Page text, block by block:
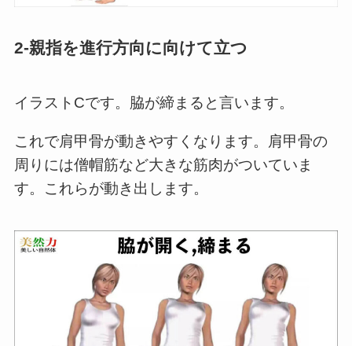
2-親指を進行方向に向けて立つ
イラストCです。脇が締まると言います。
これで肩甲骨が動きやすくなります。肩甲骨の
周りには僧帽筋など大きな筋肉がついていま
す。これらが動き出します。